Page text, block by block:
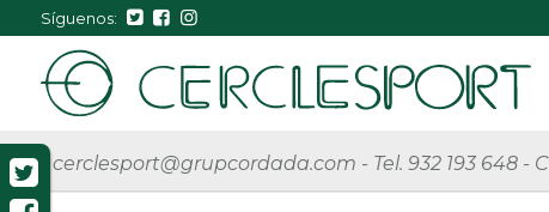
Síguenos:
cerclesport@grupcordada.com - Tel. 932 193 648 -